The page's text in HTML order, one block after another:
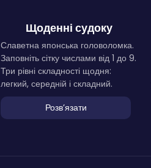
Щоденні судоку
Славетна японська головоломка.
Заповніть сітку числами від 1 до 9.
Три рівні складності щодня:
легкий, середній і складний.
Розвʼязати